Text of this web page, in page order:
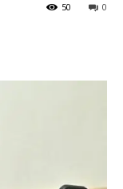
0
50